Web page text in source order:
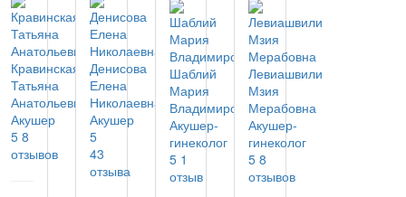
Кравинская
Татьяна
Анатольевна
Акушер
5 8
отзывов
Денисова
Елена
Николаевна
Акушер
5
43
отзыва
Шаблий
Мария
Владимировна
Акушер-
гинеколог
5 1
отзыв
Левиашвили
Мзия
Мерабовна
Акушер-
гинеколог
5 8
отзывов